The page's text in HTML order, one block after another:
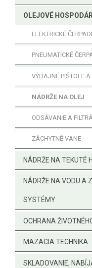
OLEJOVÉ
ELEKTRICKÉ
PNEUMATICKÉ
VÝDAJNÉ PIŠTOLE
NÁDRŽE NA OLEJ
ODSÁVANIE A
ZÁCHYTNÉ VANE
NÁDRŽE NA TEKUTÉ
NÁDRŽE NA VODU A
SYSTÉMY
OCHRANA
MAZACIA TECHNIKA
SKLADOVANIE,